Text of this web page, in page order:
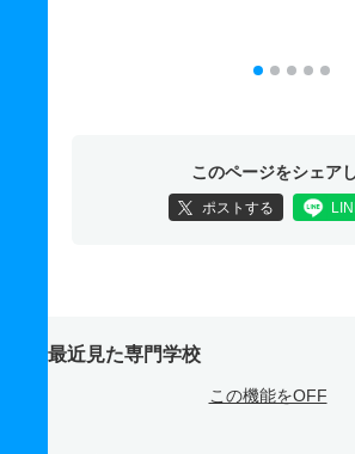
このページをシェア
ポストする
最近見た専門学校
この機能をOFF